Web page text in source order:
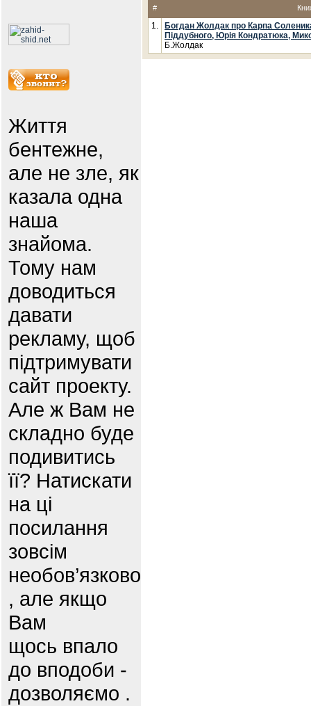
Життя
бентежне,
але не зле, як
казала одна
наша
знайома.
Тому нам
доводиться
давати
рекламу, щоб
підтримувати
сайт проекту.
Але ж Вам не
складно буде
подивитись
її? Натискати
на ці
посилання
зовсім
необов’язково
, але якщо
Вам
щось впало
до вподоби -
дозволяємо .
#
1.
Богдан Жолдак про Карпа
Піддубного, Юрія Кондратюка,
Б.Жолдак